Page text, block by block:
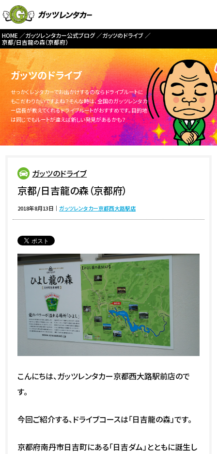
HOME ガッツレンタカー公式ブログ
ガッツのドライブ
京都/日吉龍の森（京都府）
ガッツのドライブ
せっかくレンタカーでお出かけするのならドライブルートに
もこだわりたいですよね？そんな時は、全国のガッツレンタカ
ー店長が教えてくれるドライブルートがおすすめです。目的地
は同じでもルートが違えば新しい発見があるかも？
ガッツのドライブ
京都/日吉龍の森（京都府）
2018年8月13日 ｜ガッツレンタカー京都西大路駅店
こんにちは、ガッツレンタカー京都西大路駅前店ので
す。
今回ご紹介する、ドライブコースは「日吉龍の森」です。
京都府南丹市日吉町にある「日吉ダム」とともに誕生し